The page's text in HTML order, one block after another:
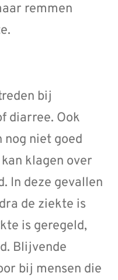
remmen
bij
diarree. Ook
niet goed
klagen over
In deze gevallen
de ziekte is
is geregeld,
Blijvende
bij mensen die